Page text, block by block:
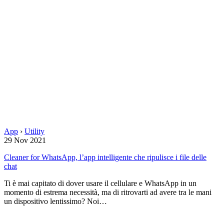
App › Utility
29 Nov 2021
Cleaner for WhatsApp, l’app intelligente che ripulisce i file delle
chat
Ti è mai capitato di dover usare il cellulare e WhatsApp in un
momento di estrema necessità, ma di ritrovarti ad avere tra le mani
un dispositivo lentissimo? Noi…